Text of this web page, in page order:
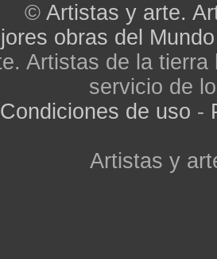
© Artistas y arte.
obras del Mundo
Artistas de la
servicio de
Condiciones de uso -
Artistas y